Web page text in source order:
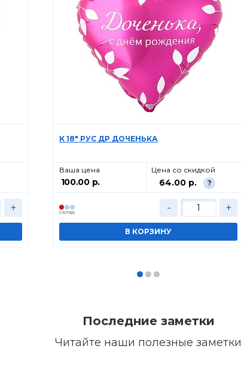
+
К 18" РУС ДР ДОЧЕНЬКА
Ваша цена
100.00 р.
Цена со скидкой
64.00 р. ?
Cклад - +
Последние заметки
Читайте наши полезные заметки